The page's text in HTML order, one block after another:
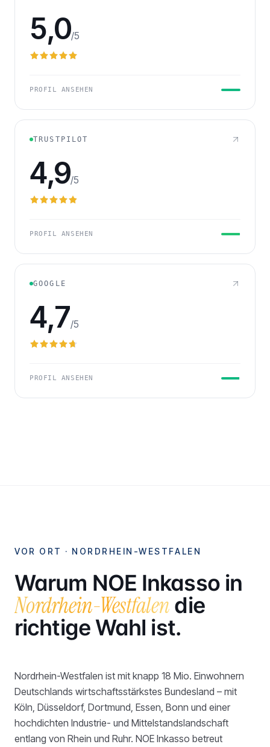
5,0/5
PROFIL ANSEHEN
TRUSTPILOT
4,9/5
PROFIL ANSEHEN
GOOGLE
4,7/5
PROFIL ANSEHEN
VOR ORT · NORDRHEIN-WESTFALEN
Warum NOE Inkasso in
Nordrhein-Westfalen die
richtige Wahl ist.
Nordrhein-Westfalen ist mit knapp 18 Mio. Einwohnern
Deutschlands wirtschaftsstärkstes Bundesland – mit
Köln, Düsseldorf, Dortmund, Essen, Bonn und einer
hochdichten Industrie- und Mittelstandslandschaft
entlang von Rhein und Ruhr. NOE Inkasso betreut